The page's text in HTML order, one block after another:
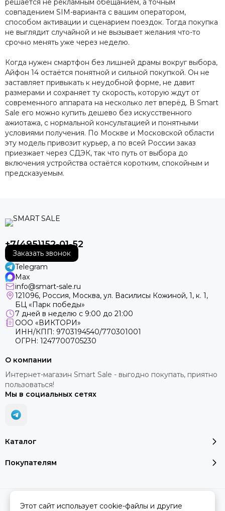
решается не рекламным обещанием, а точным
совпадением SIM-варианта с вашим оператором,
способом активации и сценарием поездок. Тогда покупка
не выглядит случайной и не вызывает желания что-то
срочно менять уже через неделю.
Когда нужен смартфон без лишней драмы вокруг выбора,
Айфон 14 остаётся понятной и сильной покупкой. Он не
заставляет привыкать к неудобной форме, не давит
размерами и сохраняет ту скорость, которую ждут от
современного аппарата на несколько лет вперёд. В Smart
Sale его можно купить дешево без искусственного
ажиотажа, с нормальной консультацией и понятными
условиями получения. По Москве и Московской области
эту модель привозит курьер, а по всей России заказ
приезжает через СДЭК, так что путь от выбора до
включения устройства остаётся коротким, спокойным и
предсказуемым.
+7(495)152-01-52
Заказать звонок
Telegram
Max
info@smart-sale.ru
121096, Россия, Москва, ул. Василисы Кожиной, 1, к. 1,
БЦ «Парк победы»
7 дней в неделю с 9:00 до 21:00
ООО «ВИКТОРИ»
ИНН/КПП: 9703194540/770301001
ОГРН: 1247700705230
Каталог
Покупателям
О компании
Интернет-магазин Smart Sale - выгодно покупать, приятно
пользоваться!
Мы в социальных сетях
2026 © SMART SALE.Карта сайта
Этот сайт использует cookie-файлы и другие